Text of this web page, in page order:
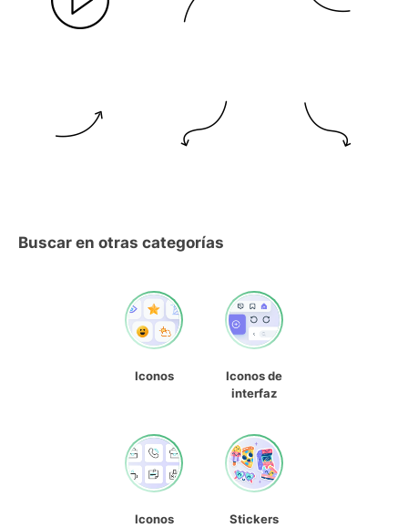
Buscar en otras categorías
Iconos
Iconos de
interfaz
Iconos
Stickers